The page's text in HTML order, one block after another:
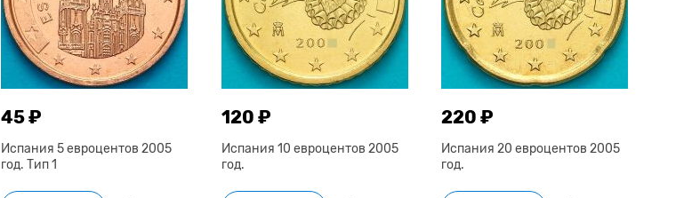
45 ₽
Испания 5 евроцентов 2005
год. Тип 1
120 ₽
Испания 10 евроцентов 2005
год.
220 ₽
Испания 20 евроцентов 2005
год.